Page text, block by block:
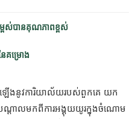
ស់បានគុណភាពខ្ពស់
៖
ៃគម្រោង
រឡើងនូវការិយាល័យរបស់ពួកគេ យក
ណ្តាលមកពីការអង្គុយយូរក្នុងចំណោម